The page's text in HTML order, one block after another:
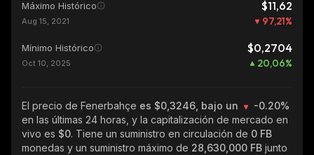
Máximo Histórico $11,62
Aug 15, 2021 97,21%
Mínimo Histórico $0,2704
Oct 10, 2025 20,06%
El precio de Fenerbahçe es $0,3246, bajo un
-0.20%
en las últimas 24 horas, y la capitalización de mercado en
vivo es $0. Tiene un suministro en circulación de 0 FB
monedas y un suministro máximo de 28,630,000 FB junto